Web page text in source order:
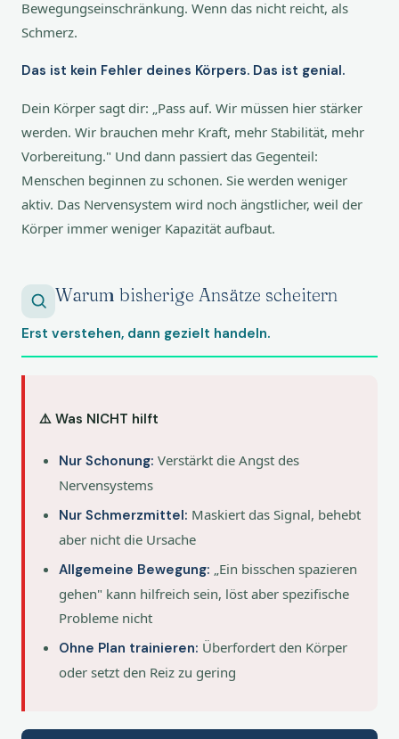
Bewegungseinschränkung. Wenn das nicht reicht, als
Schmerz.
Das ist kein Fehler deines Körpers. Das ist genial.
Dein Körper sagt dir: „Pass auf. Wir müssen hier stärker
werden. Wir brauchen mehr Kraft, mehr Stabilität, mehr
Vorbereitung." Und dann passiert das Gegenteil:
Menschen beginnen zu schonen. Sie werden weniger
aktiv. Das Nervensystem wird noch ängstlicher, weil der
Körper immer weniger Kapazität aufbaut.
Warum bisherige Ansätze scheitern
Erst verstehen, dann gezielt handeln.
⚠️ Was NICHT hilft
Nur Schonung: Verstärkt die Angst des
Nervensystems
Nur Schmerzmittel: Maskiert das Signal, behebt
aber nicht die Ursache
Allgemeine Bewegung: „Ein bisschen spazieren
gehen" kann hilfreich sein, löst aber spezifische
Probleme nicht
Ohne Plan trainieren: Überfordert den Körper
oder setzt den Reiz zu gering